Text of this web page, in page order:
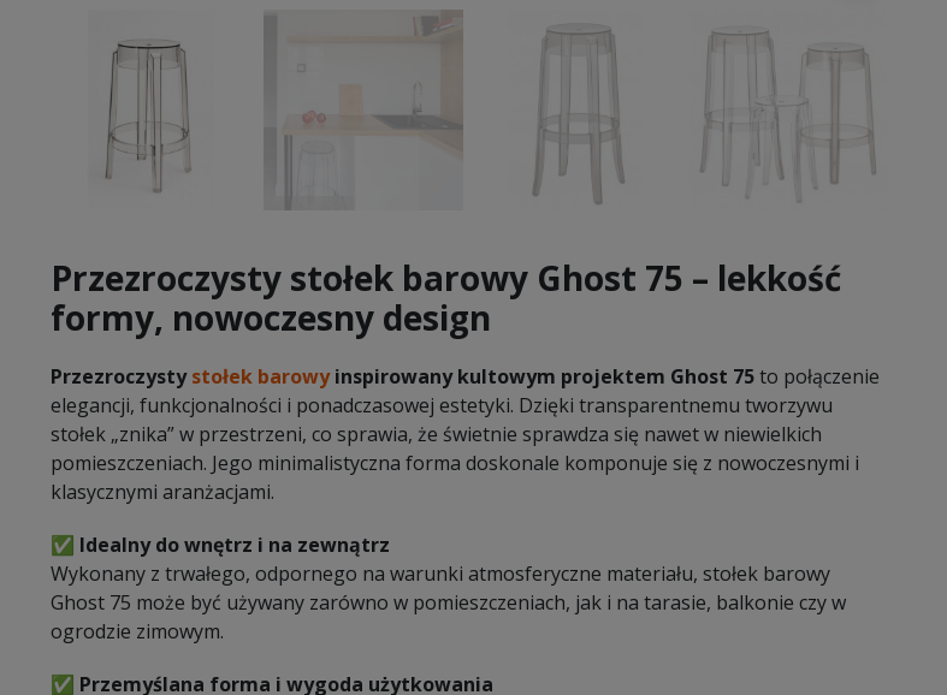
Przezroczysty stołek barowy Ghost 75 – lekkość
formy, nowoczesny design
Przezroczystystołek barowyinspirowany kultowym projektem Ghost 75to połączenie
elegancji, funkcjonalności i ponadczasowej estetyki. Dzięki transparentnemu tworzywu
stołek „znika” w przestrzeni, co sprawia, że świetnie sprawdza się nawet w niewielkich
pomieszczeniach. Jego minimalistyczna forma doskonale komponuje się z nowoczesnymi i
klasycznymi aranżacjami.
✅ Idealny do wnętrz i na zewnątrz
Wykonany z trwałego, odpornego na warunki atmosferyczne materiału, stołek barowy
Ghost 75 może być używany zarówno w pomieszczeniach, jak i na tarasie, balkonie czy w
ogrodzie zimowym.
✅ Przemyślana forma i wygoda użytkowania